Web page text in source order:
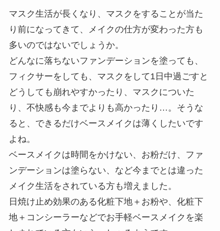
マスク生活が長くなり、マスクをすることが当た
り前になってきて、メイクの仕方が変わった方も
多いのではないでしょうか。
どんなに落ちないファンデーションを塗っても、
フィクサーをしても、マスクをして1日中過ごすと
どうしても崩れやすかったり、マスクについた
り、不快感も今までよりも高かったり…。そうな
ると、できるだけベースメイクは薄くしたいです
よね。
ベースメイクは時間をかけない、お粉だけ、ファ
ンデーションは塗らない、など今までとは違った
メイク生活をされている方も増えました。
日焼け止め効果のある化粧下地＋お粉や、化粧下
地＋コンシーラーなどでお手軽ベースメイクを楽